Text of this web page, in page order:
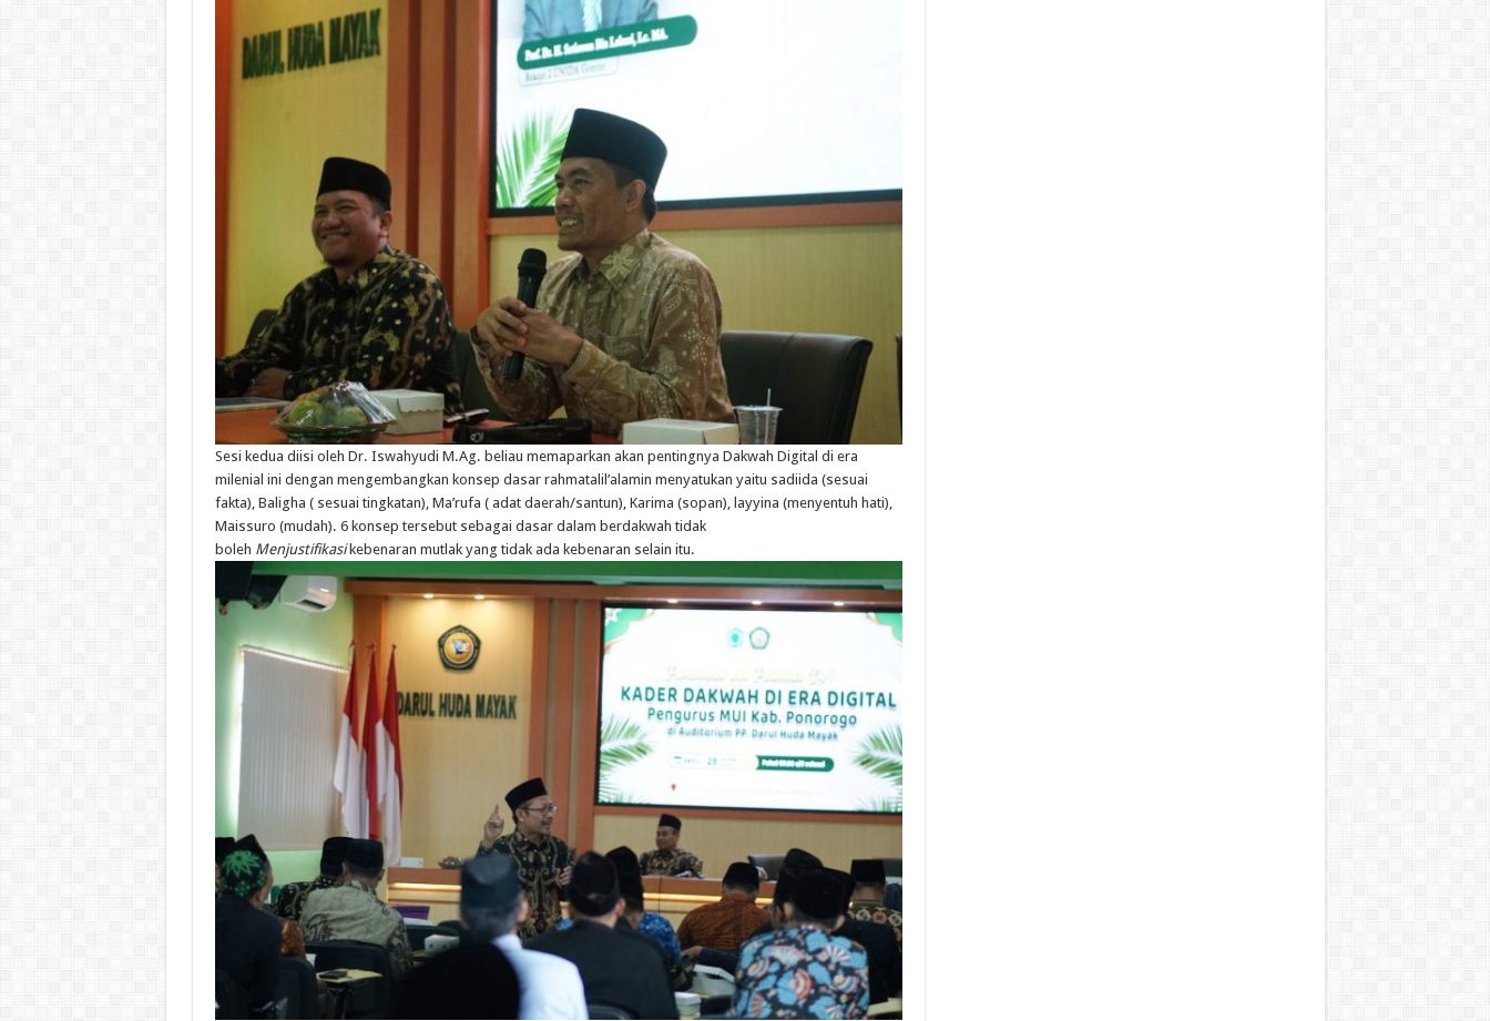
Sesi kedua diisi oleh Dr. Iswahyudi M.Ag. beliau memaparkan akan pentingnya Dakwah Digital di era
milenial ini dengan mengembangkan konsep dasar rahmatalil’alamin menyatukan yaitu sadiida (sesuai
fakta), Baligha ( sesuai tingkatan), Ma’rufa ( adat daerah/santun), Karima (sopan), layyina (menyentuh hati),
Maissuro (mudah). 6 konsep tersebut sebagai dasar dalam berdakwah tidak
boleh Menjustifikasi kebenaran mutlakyangtidak ada kebenaran selain itu.